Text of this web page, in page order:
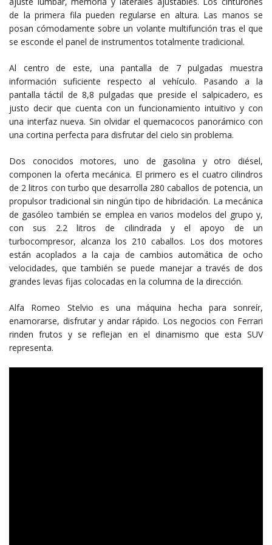
de la primera fila pueden regularse en altura. Las manos se
posan cómodamente sobre un volante multifunción tras el que
se esconde el panel de instrumentos totalmente tradicional.
Al centro de este, una pantalla de 7 pulgadas muestra
información suficiente respecto al vehículo. Pasando a la
pantalla táctil de 8,8 pulgadas que preside el salpicadero, es
justo decir que cuenta con un funcionamiento intuitivo y con
una interfaz nueva. Sin olvidar el quemacocos panorámico con
una cortina perfecta para disfrutar del cielo sin problema.
Dos conocidos motores, uno de gasolina y otro diésel,
componen la oferta mecánica. El primero es el cuatro cilindros
de 2 litros con turbo que desarrolla 280 caballos de potencia, un
propulsor tradicional sin ningún tipo de hibridación. La mecánica
de gasóleo también se emplea en varios modelos del grupo y,
con sus 2.2 litros de cilindrada y el apoyo de un
turbocompresor, alcanza los 210 caballos. Los dos motores
están acoplados a la caja de cambios automática de ocho
velocidades, que también se puede manejar a través de dos
grandes levas fijas colocadas en la columna de la dirección.
Alfa Romeo Stelvio es una máquina hecha para sonreír,
enamorarse, disfrutar y andar rápido. Los negocios con Ferrari
rinden frutos y se reflejan en el dinamismo que esta SUV
representa.